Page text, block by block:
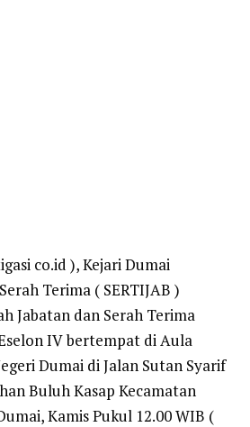
co.id ), Kejari Dumai
Terima ( SERTIJAB )
Jabatan dan Serah Terima
IV bertempat di Aula
Dumai di Jalan Sutan Syarif
Buluh Kasap Kecamatan
Kamis Pukul 12.00 WIB (